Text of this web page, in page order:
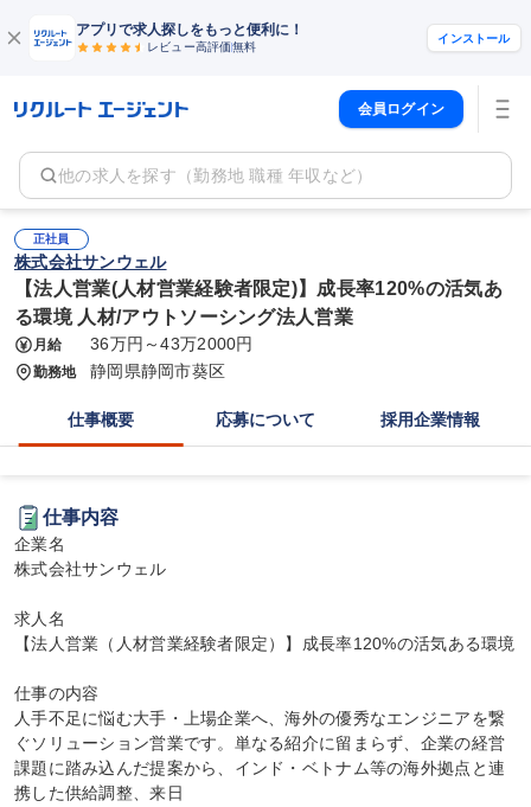
アプリで求人探しをもっと便利に！
レビュー高評価無料
インストール
会員ログイン
他の求人を探す（勤務地 職種 年収など）
正社員
株式会社サンウェル
【法人営業(人材営業経験者限定)】成長率120%の活気あ
る環境 人材/アウトソーシング法人営業
月給 36万円～43万2000円
勤務地 静岡県静岡市葵区
仕事概要 応募について 採用企業情報
仕事内容
企業名
株式会社サンウェル
求人名
【法人営業（人材営業経験者限定）】成長率120%の活気ある環境
仕事の内容
人手不足に悩む大手・上場企業へ、海外の優秀なエンジニアを繋
ぐソリューション営業です。単なる紹介に留まらず、企業の経営
課題に踏み込んだ提案から、インド・ベトナム等の海外拠点と連
携した供給調整、来日